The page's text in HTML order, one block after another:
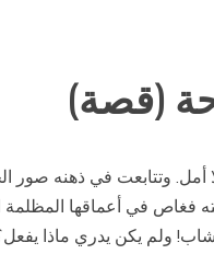
(قصة)
وتتابعت في ذهنه صور
فغاص في أعماقها
ولم يكن يدري ماذا